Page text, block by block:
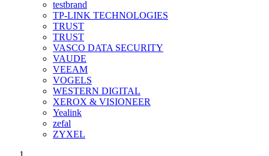
testbrand
TP-LINK TECHNOLOGIES
TRUST
TRUST
VASCO DATA SECURITY
VAUDE
VEEAM
VOGELS
WESTERN DIGITAL
XEROX & VISIONEER
Yealink
zefal
ZYXEL